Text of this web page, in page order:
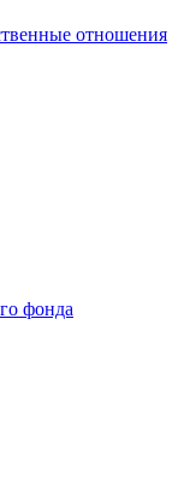
отношения
фонда